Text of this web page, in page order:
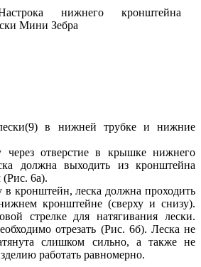
в нижней трубке и нижние
через отверстие в крышке нижнего
должна выходить из кронштейна
6а).
в кронштейн, леска должна проходить
кронштейне (сверху и снизу).
стрелке для натягивания лески.
отрезать (Рис. 6б). Леска не
слишком сильно, а также не
работать равномерно.